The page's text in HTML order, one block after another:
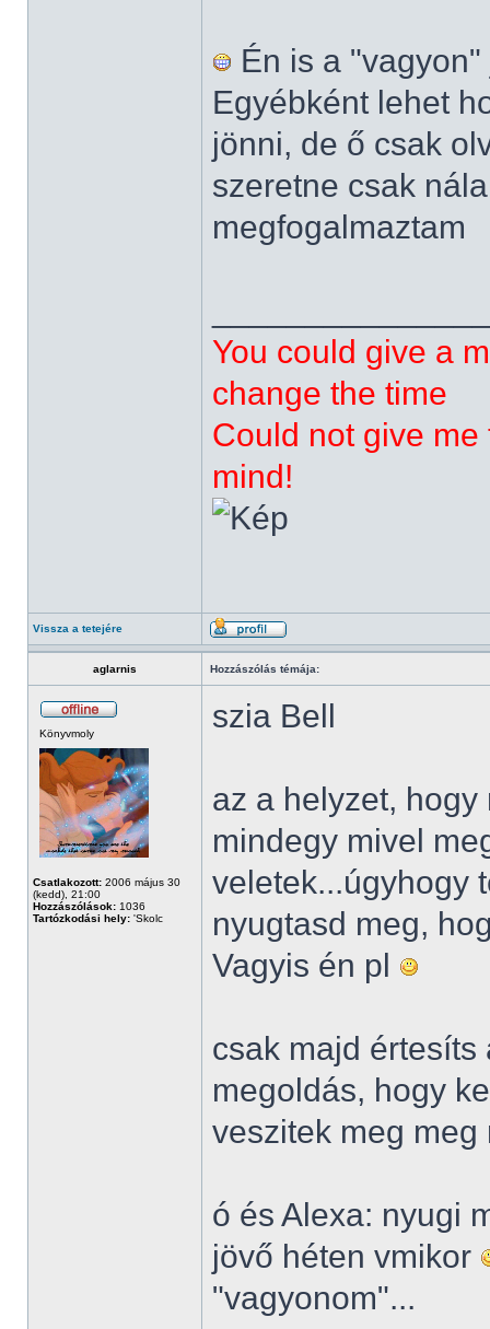
Én is a
Egyébként lehet
jönni, de ő csak
szeretne csak
megfogalmaztam
You could give a
change the time
Could not give
mind!
Vissza a tetejére
aglarnis Hozzászólás témája:
Könyvmoly
Csatlakozott: 2006 május 30
(kedd), 21:00
Hozzászólások: 1036
Tartózkodási hely: 'Skolc
szia Bell
az a helyzet,
mindegy mivel
veletek...úgyhogy
nyugtasd meg,
Vagyis én pl
csak majd értesíts
megoldás, hogy
veszitek meg
ó és Alexa: nyugi
jövő héten vmikor
"vagyonom"...